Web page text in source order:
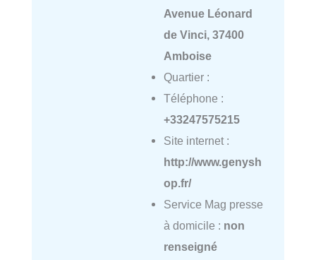
Avenue Léonard
de Vinci, 37400
Amboise
Quartier :
Téléphone :
+33247575215
Site internet :
http://www.genysh
op.fr/
Service Mag presse
à domicile : non
renseigné